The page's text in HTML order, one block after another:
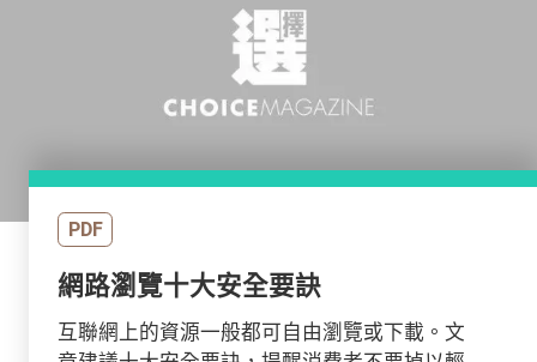
PDF
網路瀏覽十大安全要訣
互聯網上的資源一般都可自由瀏覽或下載。文